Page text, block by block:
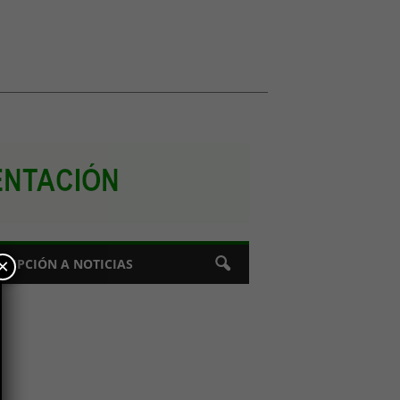
A NOTICIAS